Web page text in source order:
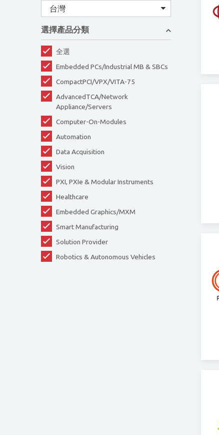
台灣
選擇產品分類
全選
Embedded PCs/Industrial MB & SBCs
CompactPCI/VPX/VITA-75
AdvancedTCA/Network
Appliance/Servers
Computer-On-Modules
Automation
Data Acquisition
Vision
PXI, PXIe & Modular Instruments
Healthcare
Embedded Graphics/MXM
Smart Manufacturing
Solution Provider
Robotics & Autonomous Vehicles